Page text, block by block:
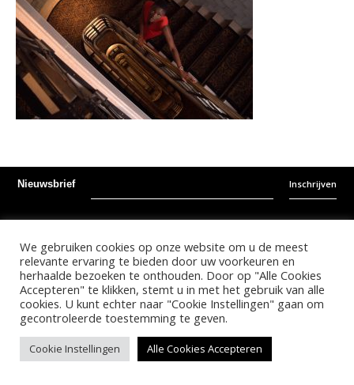
Nieuwsbrief Inschrijven
©2026- Kalonda Luxury B.V. - All Rights Reserved
We gebruiken cookies op onze website om u de meest
relevante ervaring te bieden door uw voorkeuren en
herhaalde bezoeken te onthouden. Door op "Alle Cookies
Accepteren" te klikken, stemt u in met het gebruik van alle
cookies. U kunt echter naar "Cookie Instellingen" gaan om
gecontroleerde toestemming te geven.
Cookie Instellingen Alle Cookies Accepteren
Nederlands English